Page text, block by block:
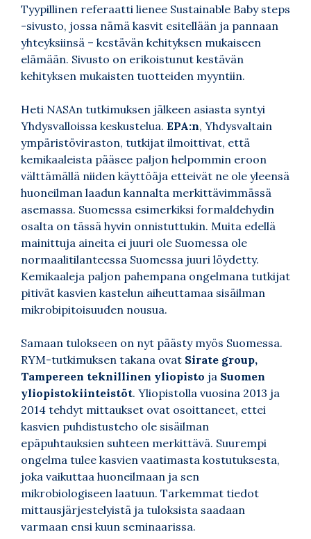
Tyypillinen referaatti lienee Sustainable Baby steps
-sivusto, jossa nämä kasvit esitellään ja pannaan
yhteyksiinsä – kestävän kehityksen mukaiseen
elämään. Sivusto on erikoistunut kestävän
kehityksen mukaisten tuotteiden myyntiin.
Heti NASAn tutkimuksen jälkeen asiasta syntyi
Yhdysvalloissa keskustelua. EPA:n, Yhdysvaltain
ympäristöviraston, tutkijat ilmoittivat, että
kemikaaleista pääsee paljon helpommin eroon
välttämällä niiden käyttöäja etteivät ne ole yleensä
huoneilman laadun kannalta merkittävimmässä
asemassa. Suomessa esimerkiksi formaldehydin
osalta on tässä hyvin onnistuttukin. Muita edellä
mainittuja aineita ei juuri ole Suomessa ole
normaalitilanteessa Suomessa juuri löydetty.
Kemikaaleja paljon pahempana ongelmana tutkijat
pitivät kasvien kastelun aiheuttamaa sisäilman
mikrobipitoisuuden nousua.
Samaan tulokseen on nyt päästy myös Suomessa.
RYM-tutkimuksen takana ovat Sirate group,
Tampereen teknillinen yliopisto ja Suomen
yliopistokiinteistöt. Yliopistolla vuosina 2013 ja
2014 tehdyt mittaukset ovat osoittaneet, ettei
kasvien puhdistusteho ole sisäilman
epäpuhtauksien suhteen merkittävä. Suurempi
ongelma tulee kasvien vaatimasta kostutuksesta,
joka vaikuttaa huoneilmaan ja sen
mikrobiologiseen laatuun. Tarkemmat tiedot
mittausjärjestelyistä ja tuloksista saadaan
varmaan ensi kuun seminaarissa.